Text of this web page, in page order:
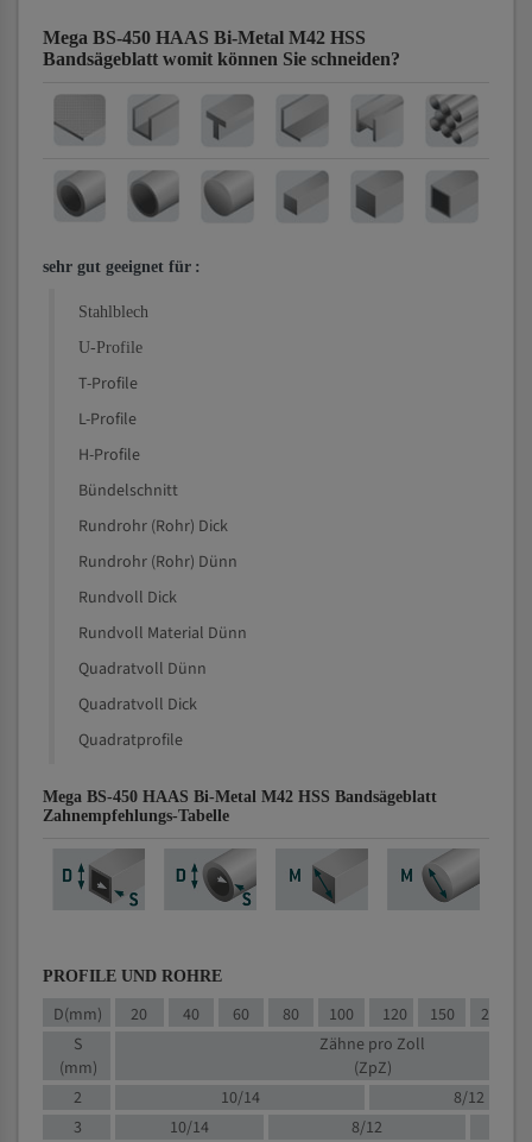
Mega BS-450 HAAS Bi-Metal M42 HSS
Bandsägeblatt womit können Sie schneiden?
sehr gut geeignet für :
Stahlblech
U-Profile
T-Profile
L-Profile
H-Profile
Bündelschnitt
Rundrohr (Rohr) Dick
Rundrohr (Rohr) Dünn
Rundvoll Dick
Rundvoll Material Dünn
Quadratvoll Dünn
Quadratvoll Dick
Quadratprofile
Mega BS-450 HAAS Bi-Metal M42 HSS Bandsägeblatt
Zahnempfehlungs-Tabelle
PROFILE UND ROHRE
D(mm) 20 40 60 80 100 120 150 200
S
(mm)
Zähne pro Zoll
(ZpZ)
2
10/14
8/12
3
10/14 8/12